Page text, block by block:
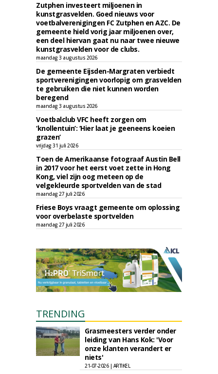
Zutphen investeert miljoenen in
kunstgrasvelden. Goed nieuws voor
voetbalverenigingen FC Zutphen en AZC. De
gemeente hield vorig jaar miljoenen over,
een deel hiervan gaat nu naar twee nieuwe
kunstgrasvelden voor de clubs.
maandag 3 augustus 2026
De gemeente Eijsden-Margraten verbiedt
sportverenigingen voorlopig om grasvelden
te gebruiken die niet kunnen worden
beregend
maandag 3 augustus 2026
Voetbalclub VFC heeft zorgen om
‘knollentuin’: ‘Hier laat je geeneens koeien
grazen’
vrijdag 31 juli 2026
Toen de Amerikaanse fotograaf Austin Bell
in 2017 voor het eerst voet zette in Hong
Kong, viel zijn oog meteen op de
velgekleurde sportvelden van de stad
maandag 27 juli 2026
Friese Boys vraagt gemeente om oplossing
voor overbelaste sportvelden
maandag 27 juli 2026
TRENDING
Grasmeesters verder onder
leiding van Hans Kok: 'Voor
onze klanten verandert er
niets'
21-07-2026 | ARTIKEL